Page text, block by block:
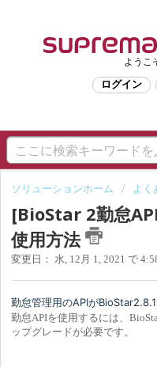
ようこ
ログイン
ソリューションホーム よく
[BioStar 2勤怠
使用方法
変更日： 水, 12月 1, 2021 で
勤怠管理用のAPIが
勤怠APIを使用するには、
ップグレードが必要です。